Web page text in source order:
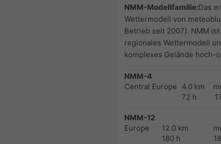
NMM-Modellfamilie:Das
Wettermodell von
Betrieb seit 2007). NMM
regionales Wettermodell
komplexes Gelände hoch-
NMM-4
Central Europe 4.0 km
72 h
NMM-12
Europe
12.0 km
180 h